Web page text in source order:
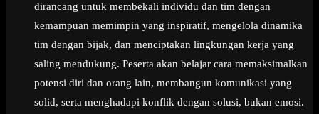
dirancang untuk membekali individu dan tim dengan
kemampuan memimpin yang inspiratif, mengelola dinamika
tim dengan bijak, dan menciptakan lingkungan kerja yang
saling mendukung. Peserta akan belajar cara memaksimalkan
potensi diri dan orang lain, membangun komunikasi yang
solid, serta menghadapi konflik dengan solusi, bukan emosi.